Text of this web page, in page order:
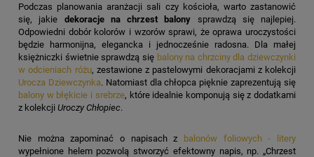
Podczas planowania aranżacji sali czy kościoła, warto zastanowić
się, jakie dekoracje na chrzest balony sprawdzą się najlepiej.
Odpowiedni dobór kolorów i wzorów sprawi, że oprawa uroczystości
będzie harmonijna, elegancka i jednocześnie radosna. Dla małej
księżniczki świetnie sprawdzą się balony na chrzciny dla dziewczynki
w odcieniach różu, zestawione z pastelowymi dekoracjami z kolekcji
Urocza Dziewczynka. Natomiast dla chłopca pięknie zaprezentują się
balony w błękicie i srebrze, które idealnie komponują się z dodatkami
z kolekcji Uroczy Chłopiec.
Nie można zapominać o napisach z
balonów foliowych - litery
wypełnione helem pozwolą stworzyć efektowny napis, np. „Chrzest